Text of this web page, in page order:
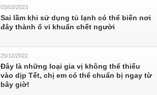
03/03/2023
Sai lầm khi sử dụng tủ lạnh có thể biến nơi
đây thành ổ vi khuẩn chết người
25/12/2022
Đây là những loại gia vị không thể thiếu
vào dịp Tết, chị em có thể chuẩn bị ngay từ
bây giờ!